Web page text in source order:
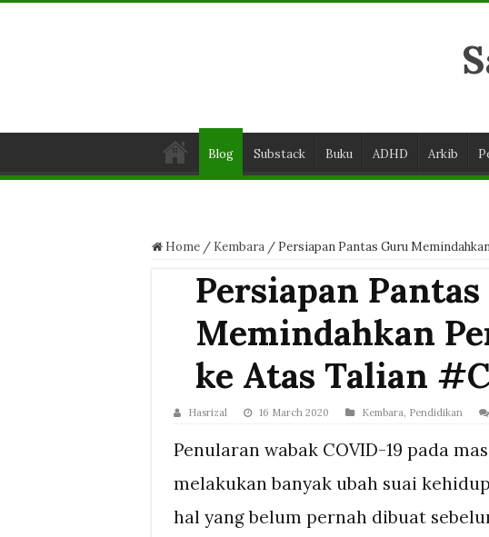
Blog Substack Buku ADHD Arkib
Home / Kembara / Persiapan Pantas Guru
Persiapan
Memindahkan
ke Atas Talian
Hasrizal 16 March 2020 Kembara, Pendidikan
Penularan wabak COVID-19 pada
melakukan banyak ubah suai
hal yang belum pernah dibuat